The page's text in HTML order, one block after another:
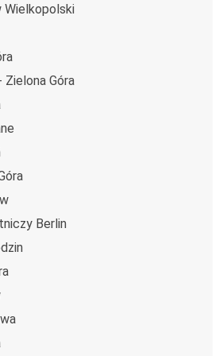
alternatywne
oraz oferując wszystkim
emisji
na trasie Zielona Góra -
co sprawia, że podróż autobusem
innych środków transportu.
z tego miasta i nie znasz go
co musisz wiedzieć.
komunikacyjnym z
tu pierwszy raz? Oto wszystko,
Wielkopolski
Góra
Berlin